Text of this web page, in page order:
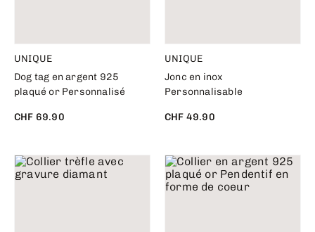
UNIQUE
Dog tag en argent 925
plaqué or Personnalisé
CHF 69.90
UNIQUE
Jonc en inox
Personnalisable
CHF 49.90